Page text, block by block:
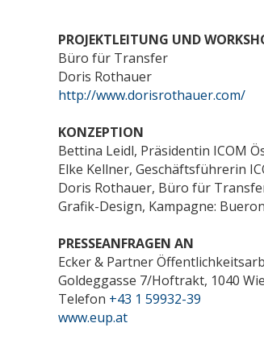
PROJEKTLEITUNG UND
Büro für Transfer
Doris Rothauer
http://www.dorisrothauer.com/
KONZEPTION
Bettina Leidl, Präsidentin ICOM
Elke Kellner, Geschäftsführerin
Doris Rothauer, Büro für
Grafik-Design, Kampagne:
PRESSEANFRAGEN AN
Ecker & Partner
Goldeggasse 7/Hoftrakt, 1040
Telefon +43 1 59932-39
www.eup.at